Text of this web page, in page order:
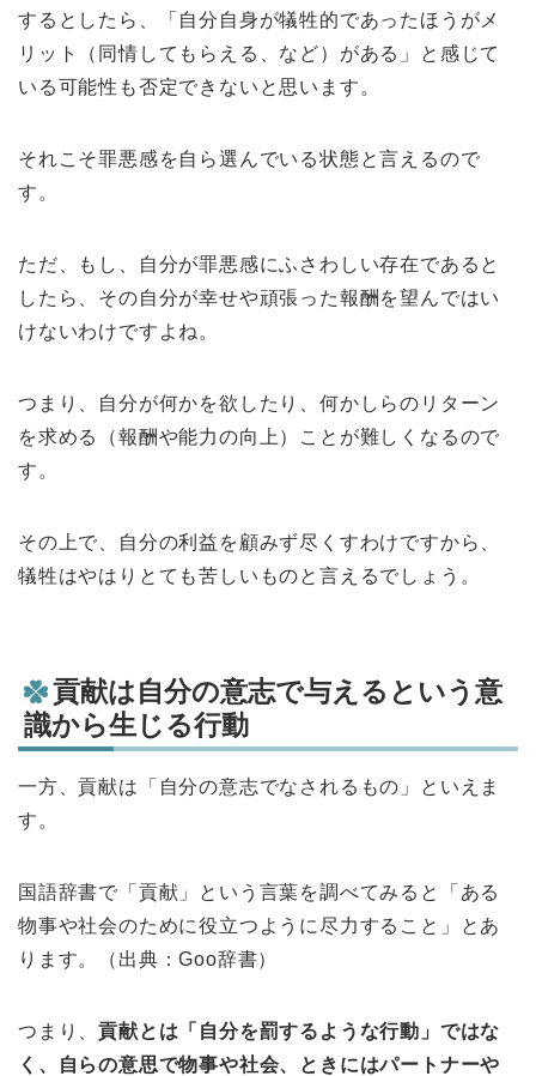
するとしたら、「自分自身が犠牲的であったほうがメ
リット（同情してもらえる、など）がある」と感じて
いる可能性も否定できないと思います。
それこそ罪悪感を自ら選んでいる状態と言えるので
す。
ただ、もし、自分が罪悪感にふさわしい存在であると
したら、その自分が幸せや頑張った報酬を望んではい
けないわけですよね。
つまり、自分が何かを欲したり、何かしらのリターン
を求める（報酬や能力の向上）ことが難しくなるので
す。
その上で、自分の利益を顧みず尽くすわけですから、
犠牲はやはりとても苦しいものと言えるでしょう。
貢献は自分の意志で与えるという意
識から生じる行動
一方、貢献は「自分の意志でなされるもの」といえま
す。
国語辞書で「貢献」という言葉を調べてみると「ある
物事や社会のために役立つように尽力すること」とあ
ります。（出典：Goo辞書）
つまり、貢献とは「自分を罰するような行動」ではな
く、自らの意思で物事や社会、ときにはパートナーや